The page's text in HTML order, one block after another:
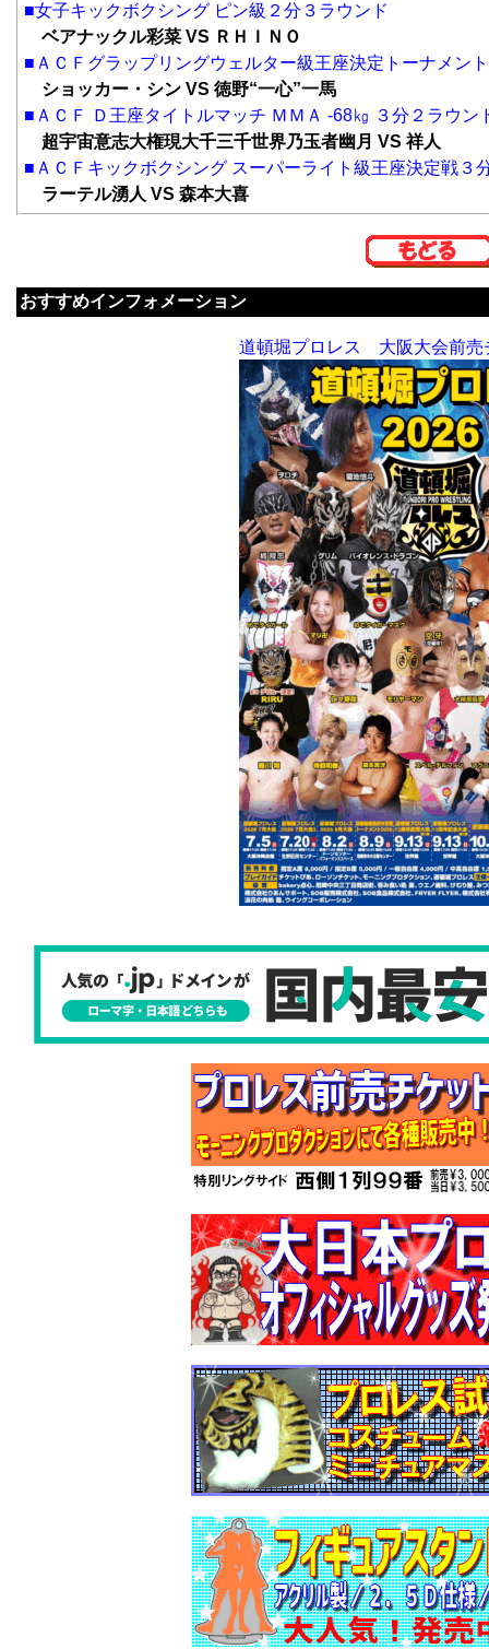
■女子キックボクシング ピン級２分３ラウンド
ベアナックル彩菜 VS ＲＨＩＮＯ
■ＡＣＦグラップリングウェルター級王座決定トーナメン
ショッカー・シン VS 徳野“一心”一馬
■ＡＣＦ Ｄ王座タイトルマッチ ＭＭＡ -68㎏ ３分２ラウン
超宇宙意志大権現大千三千世界乃玉者幽月 VS 祥人
■ＡＣＦキックボクシング スーパーライト級王座決定戦３
ラーテル湧人 VS 森本大喜
おすすめインフォメーション
道頓堀プロレス 大阪大会前売